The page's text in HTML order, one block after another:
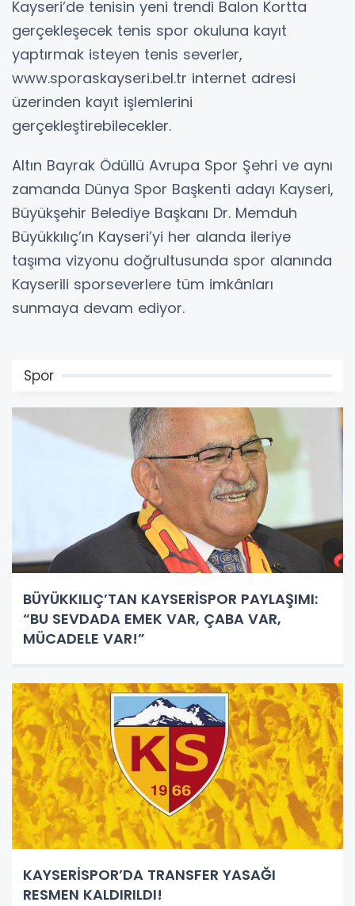
Kayseri’de tenisin yeni trendi Balon Kortta
gerçekleşecek tenis spor okuluna kayıt
yaptırmak isteyen tenis severler,
www.sporaskayseri.bel.tr internet adresi
üzerinden kayıt işlemlerini
gerçekleştirebilecekler.
Altın Bayrak Ödüllü Avrupa Spor Şehri ve aynı
zamanda Dünya Spor Başkenti adayı Kayseri,
Büyükşehir Belediye Başkanı Dr. Memduh
Büyükkılıç’ın Kayseri’yi her alanda ileriye
taşıma vizyonu doğrultusunda spor alanında
Kayserili sporseverlere tüm imkânları
sunmaya devam ediyor.
Spor
BÜYÜKKILIÇ’TAN KAYSERİSPOR PAYLAŞIMI:
“BU SEVDADA EMEK VAR, ÇABA VAR,
MÜCADELE VAR!”
KAYSERİSPOR’DA TRANSFER YASAĞI
RESMEN KALDIRILDI!